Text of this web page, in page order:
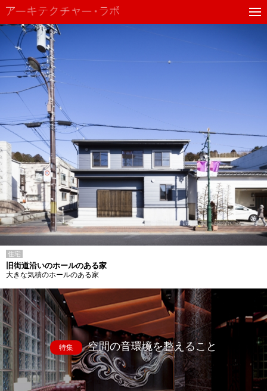
住宅
旧街道沿いのホールのある家
大きな気積のホールのある家
特集 空間の音環境を整えること